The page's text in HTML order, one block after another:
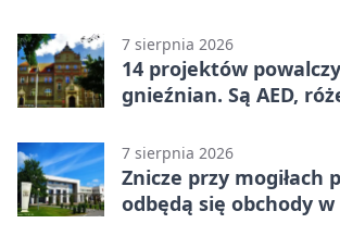
7 sierpnia 2026
14 projektów
gnieźnian. Są AED,
7 sierpnia 2026
Znicze przy mogiłach
odbędą się obchody